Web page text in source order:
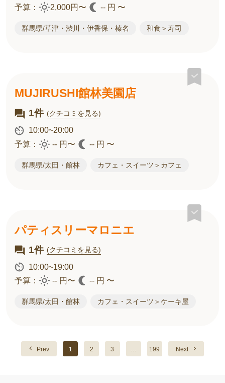
予算：
2,000円〜 -- 円 〜
群馬県/草津・渋川・伊香保・榛名 和食＞寿司
MUJIRUSHI館林美園店
1件 (クチコミを見る)
10:00~20:00
予算：
-- 円〜 -- 円 〜
群馬県/太田・館林 カフェ・スイーツ＞カフェ
パティスリーマロニエ
1件 (クチコミを見る)
10:00~19:00
予算：
-- 円〜 -- 円 〜
群馬県/太田・館林 カフェ・スイーツ＞ケーキ屋
Prev 1 2 3 199 Next